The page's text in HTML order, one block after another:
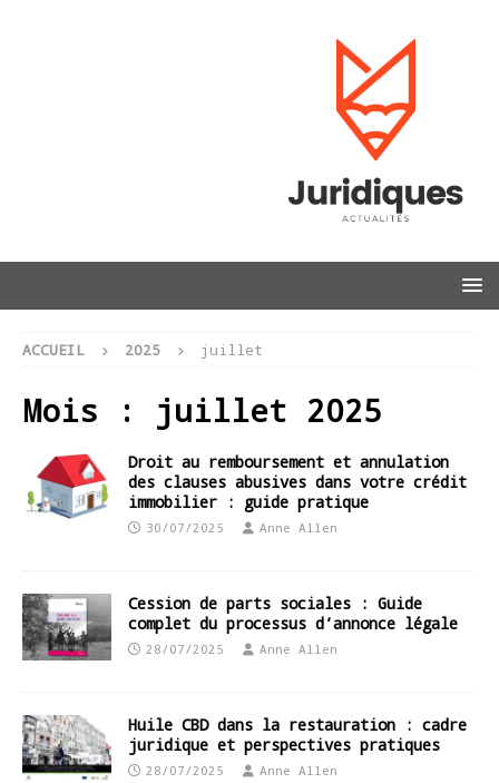
ACCUEIL 2025 juillet
Mois : juillet 2025
Droit au remboursement et annulation
des clauses abusives dans votre crédit
immobilier : guide pratique
30/07/2025 Anne Allen
Cession de parts sociales : Guide
complet du processus d’annonce légale
28/07/2025 Anne Allen
Huile CBD dans la restauration : cadre
juridique et perspectives pratiques
28/07/2025 Anne Allen